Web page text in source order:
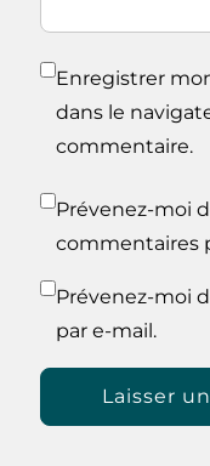
Enregistrer
dans le
commentaire.
Prévenez-moi
commentaires
Prévenez-moi
par e-mail.